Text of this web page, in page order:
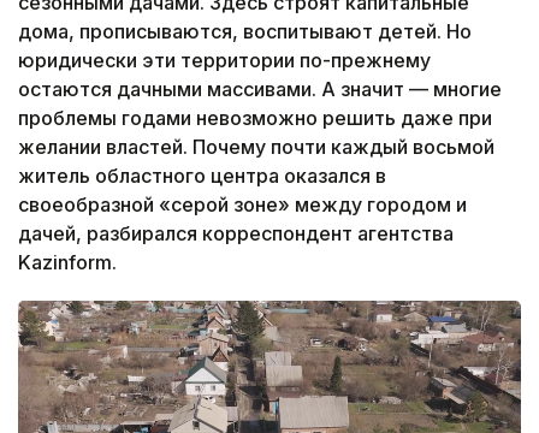
дома, прописываются, воспитывают детей. Но
юридически эти территории по-прежнему
остаются дачными массивами. А значит — многие
проблемы годами невозможно решить даже при
желании властей. Почему почти каждый восьмой
житель областного центра оказался в
своеобразной «серой зоне» между городом и
дачей, разбирался корреспондент агентства
Kazinform.